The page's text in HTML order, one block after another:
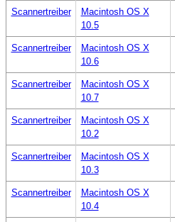
Scannertreiber
Macintosh OS X
10.5
Scannertreiber
Macintosh OS X
10.6
Scannertreiber
Macintosh OS X
10.7
Scannertreiber
Macintosh OS X
10.2
Scannertreiber
Macintosh OS X
10.3
Scannertreiber
Macintosh OS X
10.4